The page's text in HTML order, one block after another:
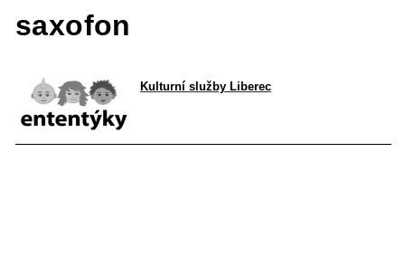
saxofon
Kulturní služby Liberec